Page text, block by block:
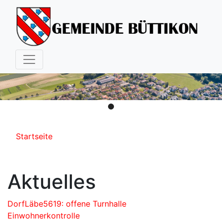
Hauptnavigation
Pfadnavigation
Startseite
Aktuelles
DorfLäbe5619: offene Turnhalle
Einwohnerkontrolle